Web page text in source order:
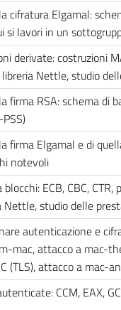
cifratura Elgamal:
si lavori in un
derivate: costruzioni
Nettle, studio
firma RSA: schema di
firma Elgamal e di
notevoli
ECB, CBC,
studio delle
autenticazione e
mac, attacco a mac-
(TLS), attacco a mac-
CCM, EAX,